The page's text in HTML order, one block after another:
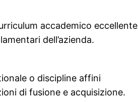
accademico eccellente
dell’azienda.
o discipline affini
di fusione e acquisizione.